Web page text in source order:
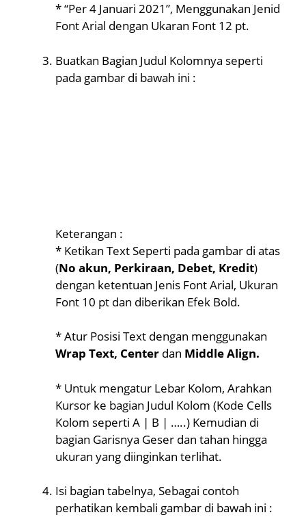
* “Per 4 Januari 2021”, Menggunakan Jenid
Font Arial dengan Ukaran Font 12 pt.
Buatkan Bagian Judul Kolomnya seperti
pada gambar di bawah ini :
Keterangan :
* Ketikan Text Seperti pada gambar di atas
(No akun, Perkiraan, Debet, Kredit)
dengan ketentuan Jenis Font Arial, Ukuran
Font 10 pt dan diberikan Efek Bold.
* Atur Posisi Text dengan menggunakan
Wrap Text, Center dan Middle Align.
* Untuk mengatur Lebar Kolom, Arahkan
Kursor ke bagian Judul Kolom (Kode Cells
Kolom seperti A | B | …..) Kemudian di
bagian Garisnya Geser dan tahan hingga
ukuran yang diinginkan terlihat.
Isi bagian tabelnya, Sebagai contoh
perhatikan kembali gambar di bawah ini :